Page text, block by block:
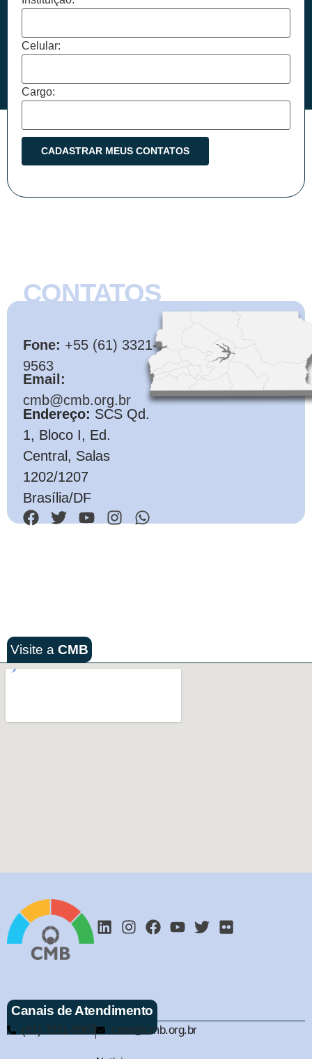
Celular:
Cargo:
CONTATOS
Fone: +55 (61) 3321-
9563
Email:
cmb@cmb.org.br
Endereço: SCS Qd.
1, Bloco I, Ed.
Central, Salas
1202/1207
Brasília/DF
Visite a CMB
Canais de Atendimento
(61) 3321-9563 cmb@cmb.org.br